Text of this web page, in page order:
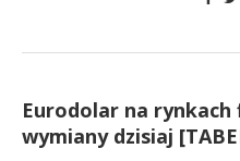
Eurodolar na rynkach
wymiany dzisiaj